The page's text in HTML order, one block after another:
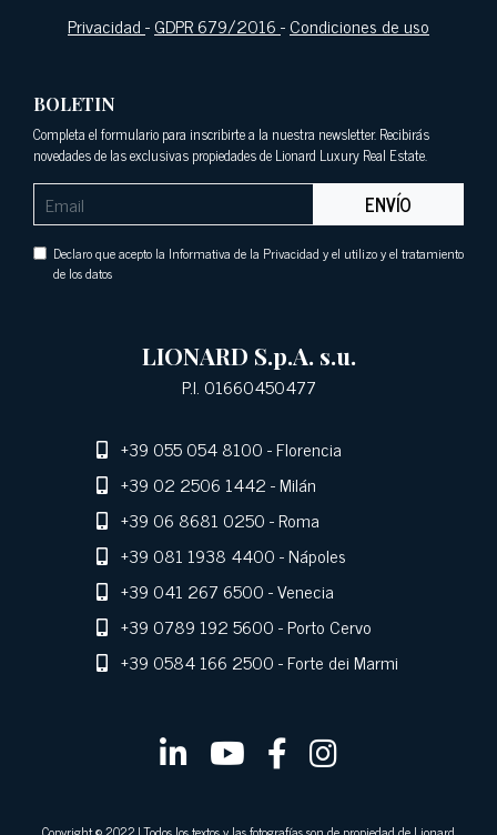
Privacidad-GDPR 679/2016-Condiciones de uso
BOLETIN
Completa el formulario para inscribirte a la nuestra newsletter. Recibirás
novedades de las exclusivas propiedades de Lionard Luxury Real Estate.
ENVÍO
Declaro que acepto la Informativa de la Privacidad y el utilizo y el tratamiento
de los datos
LIONARD S.p.A. s.u.
P.I. 01660450477
+39 055 054 8100- Florencia
+39 02 2506 1442- Milán
+39 06 8681 0250- Roma
+39 081 1938 4400- Nápoles
+39 041 267 6500- Venecia
+39 0789 192 5600- Porto Cervo
+39 0584 166 2500- Forte dei Marmi